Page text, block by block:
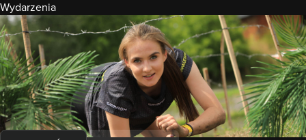
Wydarzenia
22-23.08.2026
Runmageddon
LUBLIN ZALEW ZEMBORZYCKI
Wybierz formułę
od
Najniższa cena z ostatnich 30 dni: